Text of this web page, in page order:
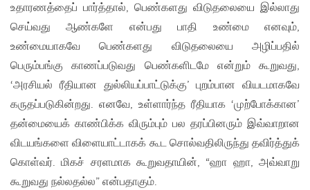
உதாரணத்தைப் பார்த்தால், பெண்களது விடுதலையை இல்லாது
செய்வது ஆண்களே என்பது பாதி உண்மை எனவும்,
உண்மையாகவே பெண்களது விடுதலையை அழிப்பதில்
பெரும்பங்கு காணப்படுவது பெண்களிடமே என்றும் கூறுவது,
‘அரசியல் ரீதியான துல்லியப்பாட்டுக்கு’ புறம்பான வியடமாகவே
கருதப்படுகின்றது. எனவே, உள்ளார்ந்த ரீதியாக ‘முற்போக்கான’
தன்மையைக் காண்பிக்க விரும்பும் பல தரப்பினரும் இவ்வாறான
விடயங்களை விளையாட்டாகக் கூட சொல்வதிலிருந்து தவிர்த்துக்
கொள்வர். மிகச் சரளமாக கூறுவதாயின், “ஹா ஹா, அவ்வாறு
கூறுவது நல்லதல்ல” என்பதாகும்.